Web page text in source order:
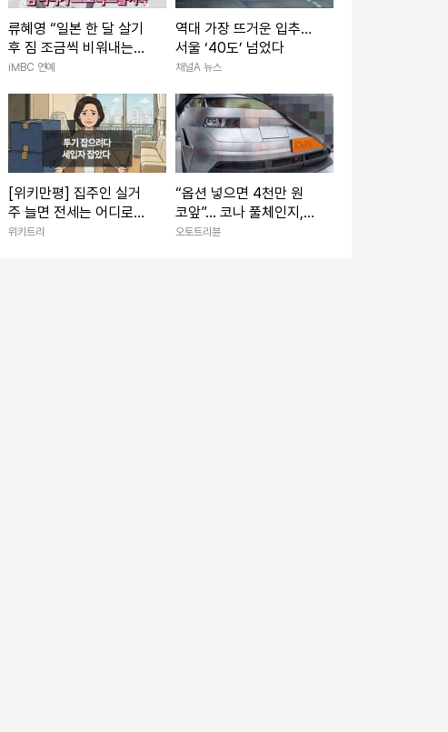
류혜영 “일본 한 달 살기
후 짐 조금씩 비워내는
중” (나혼산)
iMBC 연예
역대 가장 뜨거운 입추…
서울 ‘40도’ 넘었다
채널A 뉴스
[위키만평] 집주인 실거
주 늘면 전세는 어디로…
세제 개편에 세입자 불안
위키트리
“옵션 넣으면 4천만 원
코앞”... 코나 풀체인지,
전기차보다 비싸질까
오토트리뷴